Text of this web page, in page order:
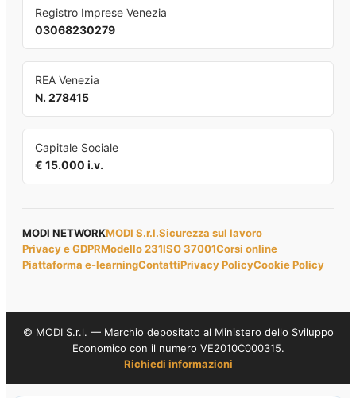
Registro Imprese Venezia
03068230279
REA Venezia
N. 278415
Capitale Sociale
€ 15.000 i.v.
MODI NETWORKMODI S.r.l.Sicurezza sul lavoro
Privacy e GDPRModello 231ISO 37001Corsi online
Piattaforma e-learningContattiPrivacy PolicyCookie Policy
© MODI S.r.l. — Marchio depositato al Ministero dello Sviluppo
Economico con il numero VE2010C000315.
Richiedi informazioni